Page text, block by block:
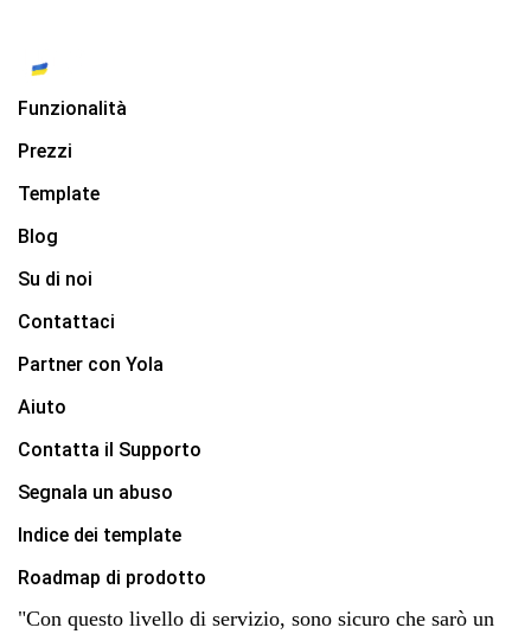
Funzionalità
Prezzi
Template
Blog
Su di noi
Contattaci
Partner con Yola
Aiuto
Contatta il Supporto
Segnala un abuso
Indice dei template
Roadmap di prodotto
"Con questo livello di servizio, sono sicuro che sarò un